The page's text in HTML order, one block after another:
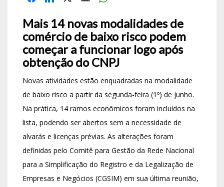
Mais 14 novas modalidades de
comércio de baixo risco podem
começar a funcionar logo após
obtenção do CNPJ
Novas atividades estão enquadradas na modalidade
de baixo risco a partir da segunda-feira (1º) de junho.
Na prática, 14 ramos econômicos foram incluídos na
lista, podendo ser abertos sem a necessidade de
alvarás e licenças prévias. As alterações foram
definidas pelo Comitê para Gestão da Rede Nacional
para a Simplificação do Registro e da Legalização de
Empresas e Negócios (CGSIM) em sua última reunião,